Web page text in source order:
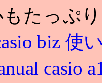
たっぷ
biz 使
casio